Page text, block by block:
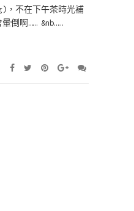
，不在下午茶時光補
倒啊…… &nb……